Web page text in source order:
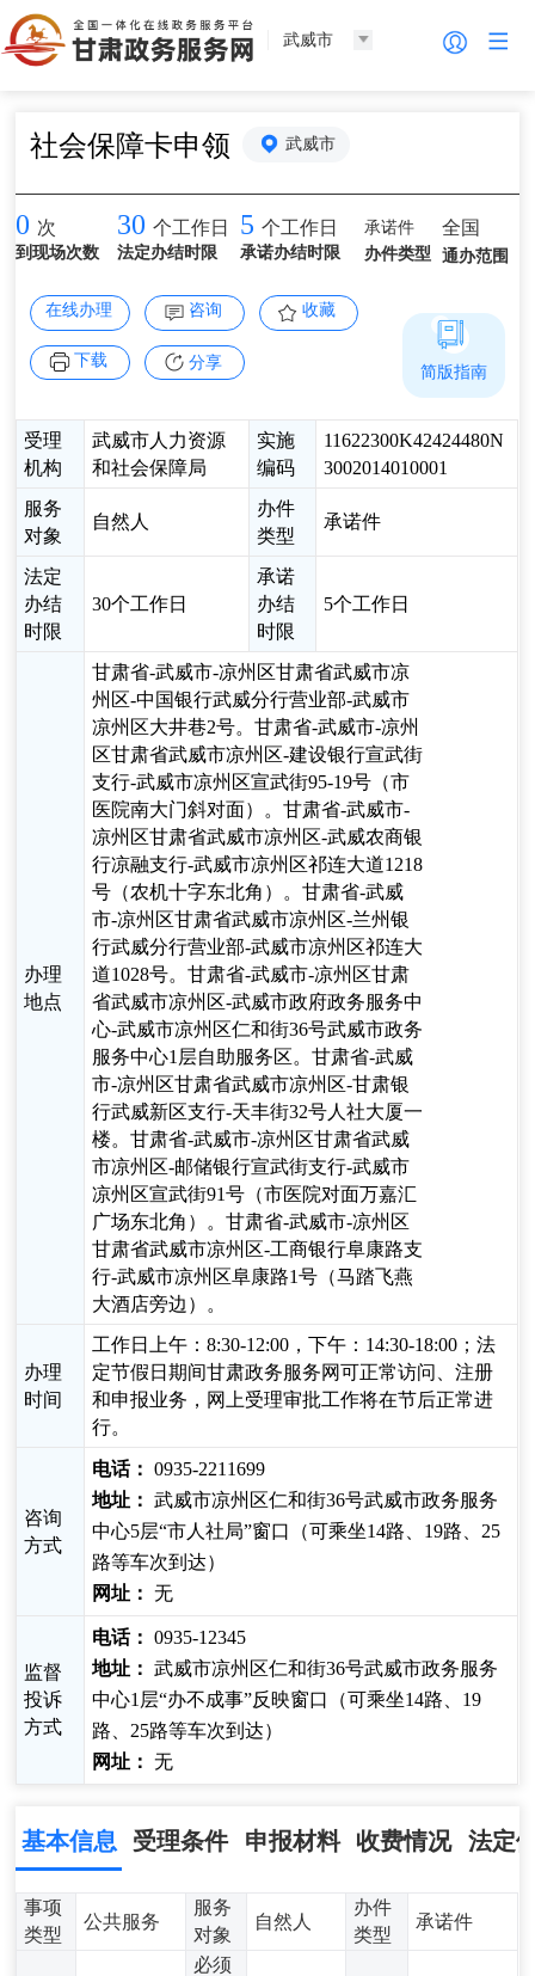
武威市
社会保障卡申领 武威市
0 次
到现场次数
30 个工作日
法定办结时限
5 个工作日
承诺办结时限
承诺件
办件类型
全国
通办范围
在线办理 咨询 收藏
下载 分享
受理
机构
武威市人力资源
和社会保障局
实施
编码
11622300K42424480N
3002014010001
服务
对象
自然人
办件
类型
承诺件
法定
办结
时限
30个工作日
承诺
办结
时限
5个工作日
办理
地点
甘肃省-武威市-凉州区甘肃省武威市凉
州区-中国银行武威分行营业部-武威市
凉州区大井巷2号。甘肃省-武威市-凉州
区甘肃省武威市凉州区-建设银行宣武街
支行-武威市凉州区宣武街95-19号（市
医院南大门斜对面）。甘肃省-武威市-
凉州区甘肃省武威市凉州区-武威农商银
行凉融支行-武威市凉州区祁连大道1218
号（农机十字东北角）。甘肃省-武威
市-凉州区甘肃省武威市凉州区-兰州银
行武威分行营业部-武威市凉州区祁连大
道1028号。甘肃省-武威市-凉州区甘肃
省武威市凉州区-武威市政府政务服务中
心-武威市凉州区仁和街36号武威市政务
服务中心1层自助服务区。甘肃省-武威
市-凉州区甘肃省武威市凉州区-甘肃银
行武威新区支行-天丰街32号人社大厦一
楼。甘肃省-武威市-凉州区甘肃省武威
市凉州区-邮储银行宣武街支行-武威市
凉州区宣武街91号（市医院对面万嘉汇
广场东北角）。甘肃省-武威市-凉州区
甘肃省武威市凉州区-工商银行阜康路支
行-武威市凉州区阜康路1号（马踏飞燕
大酒店旁边）。
办理
时间
工作日上午：8:30-12:00，下午：14:30-18:00；法
定节假日期间甘肃政务服务网可正常访问、注册
和申报业务，网上受理审批工作将在节后正常进
行。
咨询
方式
电话： 0935-2211699
地址： 武威市凉州区仁和街36号武威市政务服务
中心5层“市人社局”窗口（可乘坐14路、19路、25
路等车次到达）
网址： 无
监督
投诉
方式
电话： 0935-12345
地址： 武威市凉州区仁和街36号武威市政务服务
中心1层“办不成事”反映窗口（可乘坐14路、19
路、25路等车次到达）
网址： 无
简版指南
基本信息 受理条件 申报材料 收费情况 法定
事项
类型
公共服务
服务
对象
自然人
办件
类型
承诺件
必须